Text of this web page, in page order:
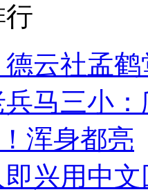
德云社孟
马三小
浑身都亮
兴用中